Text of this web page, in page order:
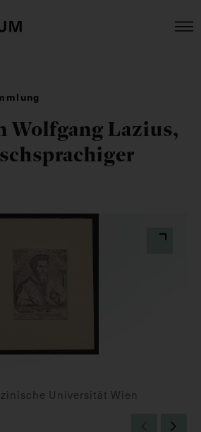
Wolfgang Lazius,
Universität Wien